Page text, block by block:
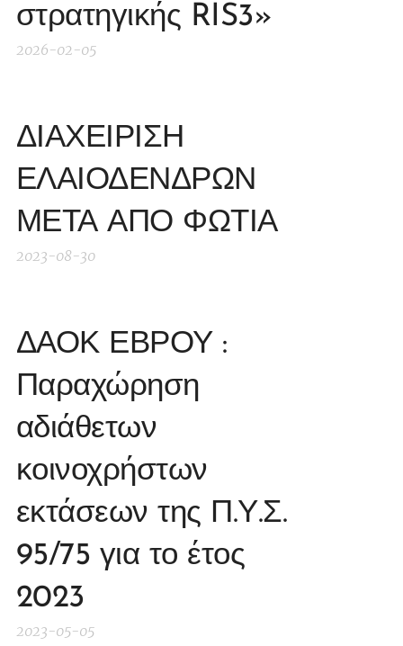
στρατηγικής RIS3»
2026-02-05
ΔΙΑΧΕΙΡΙΣΗ
ΕΛΑΙΟΔΕΝΔΡΩΝ
ΜΕΤΑ ΑΠΟ ΦΩΤΙΑ
2023-08-30
ΔΑΟΚ ΕΒΡΟΥ :
Παραχώρηση
αδιάθετων
κοινοχρήστων
εκτάσεων της Π.Υ.Σ.
95/75 για το έτος
2023
2023-05-05